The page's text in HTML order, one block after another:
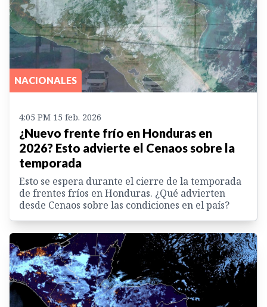
NACIONALES
4:05 PM 15 feb. 2026
¿Nuevo frente frío en Honduras en
2026? Esto advierte el Cenaos sobre la
temporada
Esto se espera durante el cierre de la temporada
de frentes fríos en Honduras. ¿Qué advierten
desde Cenaos sobre las condiciones en el país?